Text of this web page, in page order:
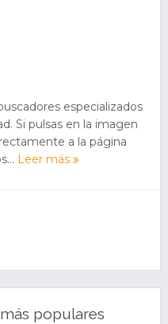
especializados
Si pulsas en la imagen
a la página
Leer más
populares